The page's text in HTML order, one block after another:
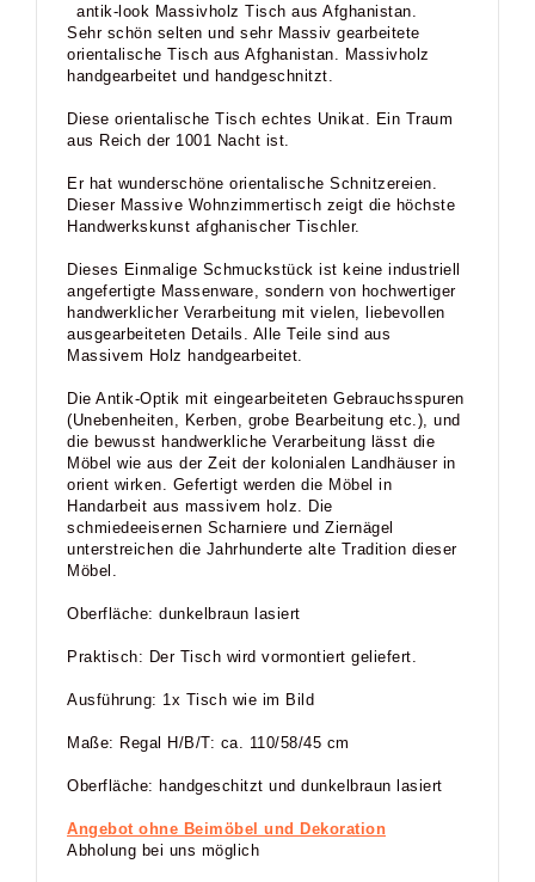
antik-look Massivholz Tisch aus Afghanistan.
Sehr schön selten und sehr Massiv gearbeitete
orientalische Tisch aus Afghanistan. Massivholz
handgearbeitet und handgeschnitzt.
Diese orientalische Tisch echtes Unikat. Ein Traum
aus Reich der 1001 Nacht ist.
Er hat wunderschöne orientalische Schnitzereien.
Dieser Massive Wohnzimmertisch zeigt die höchste
Handwerkskunst afghanischer Tischler.
Dieses Einmalige Schmuckstück ist keine industriell
angefertigte Massenware, sondern von hochwertiger
handwerklicher Verarbeitung mit vielen, liebevollen
ausgearbeiteten Details. Alle Teile sind aus
Massivem Holz handgearbeitet.
Die Antik-Optik mit eingearbeiteten Gebrauchsspuren
(Unebenheiten, Kerben, grobe Bearbeitung etc.), und
die bewusst handwerkliche Verarbeitung lässt die
Möbel wie aus der Zeit der kolonialen Landhäuser in
orient wirken. Gefertigt werden die Möbel in
Handarbeit aus massivem holz. Die
schmiedeeisernen Scharniere und Ziernägel
unterstreichen die Jahrhunderte alte Tradition dieser
Möbel.
Oberfläche: dunkelbraun lasiert
Praktisch: Der Tisch wird vormontiert geliefert.
Ausführung: 1x Tisch wie im Bild
Maße: Regal H/B/T: ca. 110/58/45 cm
Oberfläche: handgeschitzt und dunkelbraun lasiert
Angebot ohne Beimöbel und Dekoration
Abholung bei uns möglich